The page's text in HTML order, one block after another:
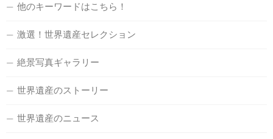
他のキーワードはこちら！
激選！世界遺産セレクション
絶景写真ギャラリー
世界遺産のストーリー
世界遺産のニュース